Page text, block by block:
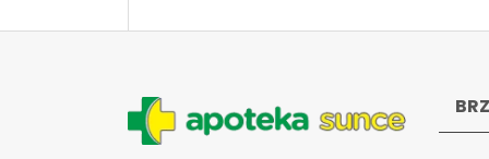
Junia Pharma
Koloid
Koza nostra